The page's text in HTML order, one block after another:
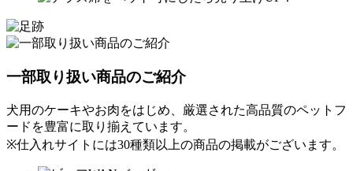
一部取り扱い商品のご紹介
犬用のケーキやお肉をはじめ、厳選された高品質のペットフ
ードを豊富に取り揃えています。
※仕入れサイトには30種類以上の商品の掲載がございます。